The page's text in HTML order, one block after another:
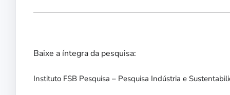
Baixe a íntegra da pesquisa:
Instituto FSB Pesquisa – Pesquisa Indústria e